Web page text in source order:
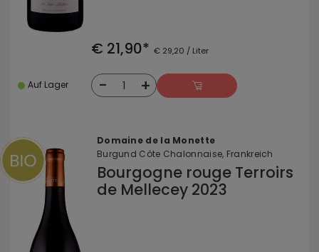
€ 21,90* € 29,20 / Liter
Auf Lager - 1 +
Domaine de la Monette
Burgund Côte Chalonnaise, Frankreich
Bourgogne rouge Terroirs
de Mellecey 2023